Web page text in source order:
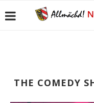
THE COMEDY